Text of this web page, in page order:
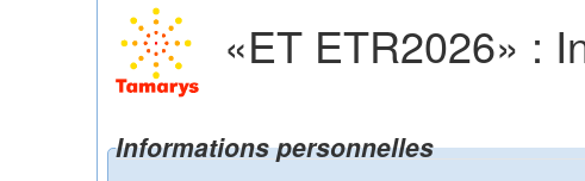
«ET ETR2026» :
Informations personnelles